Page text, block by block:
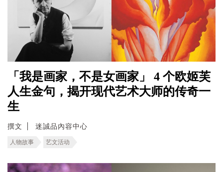
「我是画家，不是女画家」 4 个欧姬芙
人生金句，揭开现代艺术大师的传奇一
生
撰文 迷誠品內容中心
人物故事 艺文活动